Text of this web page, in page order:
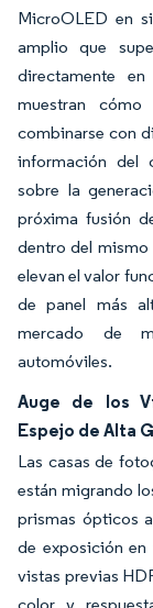
MicroOLED en
amplio que
directamente
muestran
combinarse con
información del
sobre la
próxima fusión
dentro del mismo
elevan el valor
de panel más
mercado de
automóviles.
Auge de los
Espejo de Alta
Las casas de
están migrando
prismas ópticos
de exposición
vistas previas